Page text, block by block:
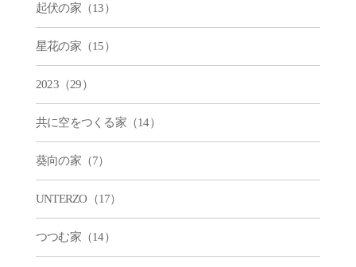
起伏の家（13）
星花の家（15）
2023（29）
共に空をつくる家（14）
葵向の家（7）
UNTERZO（17）
つつむ家（14）